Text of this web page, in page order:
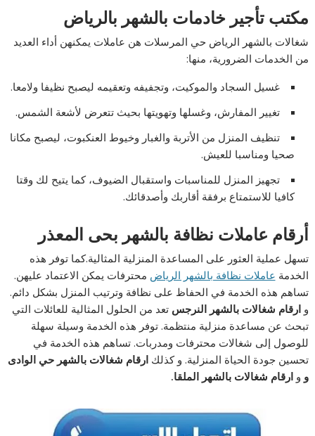
مكتب تأجير خادمات بالشهر بالرياض
شغالات بالشهر الرياض حي المرسلات هن عاملات يمكنهن أداء العديد
من الخدمات الضرورية، منها:
غسيل السجاد والموكيت، وتجفيفه وتعقيمه ليصبح نظيفا ولامعا.
تغيير المفارش، وغسلها وتهويتها بحيث تتعرض لأشعة الشمس.
تنظيف المنزل من الأتربة والغبار وخيوط العنكبوت، ليصبح مكانا
صحيا ومناسبا للعيش.
تجهيز المنزل للمناسبات واستقبال الضيوف، كما يتيح لك وقتا
كافيا للاستمتاع برفقة أقاربك وأصدقائك.
أرقام عاملات نظافة بالشهر بحى المعذر
تسهل عملية العثور على المساعدة المنزلية المثالية.كما توفر هذه
الخدمة عاملات نظافة بالشهر الرياض محترفات يمكن الاعتماد عليهن.
تساهم هذه الخدمة في الحفاظ على نظافة وترتيب المنزل بشكل دائم.
وارقام شغالات بالشهر النرجس تعد من الحلول المثالية للعائلات التي
تبحث عن مساعدة منزلية منتظمة. توفر هذه الخدمة وسيلة سهلة
للوصول إلى شغالات محترفات ومدربات. تساهم هذه الخدمة في
تحسين جودة الحياة المنزلية. و كذلكارقام شغالات بالشهر حي الوادى
و وارقام شغالات بالشهر الملقا.